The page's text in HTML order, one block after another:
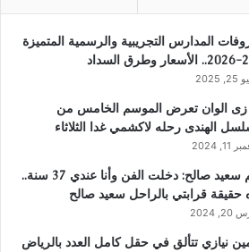
المدارس التجريبية والرسمية المتميزة
زى الوان تعرض الموسم الخامس من
الهندى رحله لاكشمي غدا الثلاثاء
2024
مريم سعيد صالح: دخلت الفن وأنا عندي 37 سنة..
حقيقة قرابتي بالراحل سعيد صالح
2024
نيازي تتألق في حقل كامل العدد بالرياض